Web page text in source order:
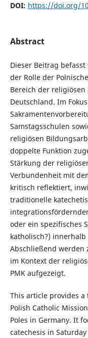
DOI: https://doi.org/
Abstract
Dieser Beitrag
der Rolle der
Bereich der
Deutschland. Im
Samstagsschulen
religiösen
doppelte Funktion
Stärkung der
Verbundenheit mit
kritisch reflektiert,
traditionelle
oder ein spezifisches
katholisch?)
Abschließend werden
im Kontext der
PMK aufgezeigt.
This article provides
Polish Catholic
Poles in Germany. It
catechesis in